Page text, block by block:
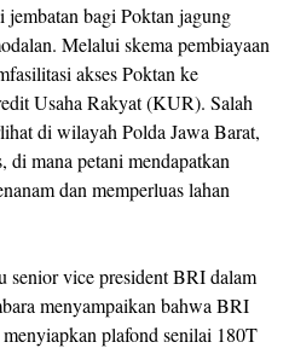
bagi Poktan jagung
Melalui skema pembiayaan
akses Poktan ke
Usaha Rakyat (KUR). Salah
di wilayah Polda Jawa Barat,
di mana petani mendapatkan
dan memperluas lahan
senior vice president BRI dalam
menyampaikan bahwa BRI
plafond senilai 180T